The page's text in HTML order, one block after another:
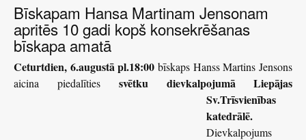
Bīskapam Hansa Martinam Jensonam
apritēs 10 gadi kopš konsekrēšanas
bīskapa amatā
Ceturtdien, 6.augustā pl.18:00 bīskaps Hanss Martins Jensons
aicina piedalīties svētku dievkalpojumā Liepājas
Sv.Trīsvienības
katedrālē.
Dievkalpojums